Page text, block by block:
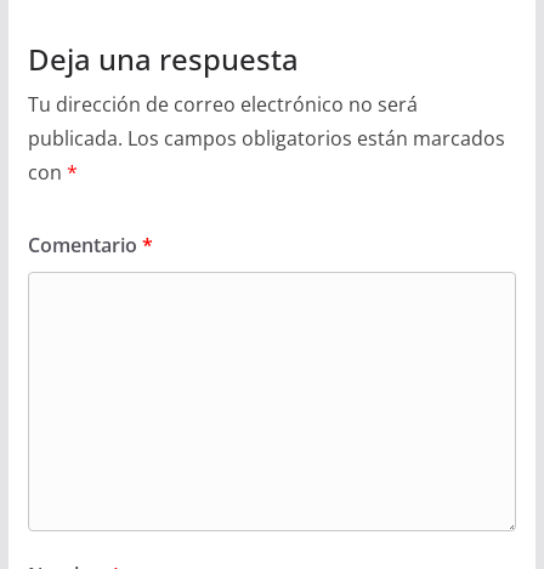
Deja una respuesta
Tu dirección de correo electrónico no será
publicada. Los campos obligatorios están marcados
con *
Comentario *